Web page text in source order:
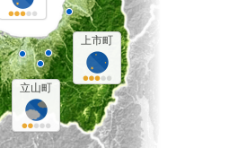
上市町
立山町